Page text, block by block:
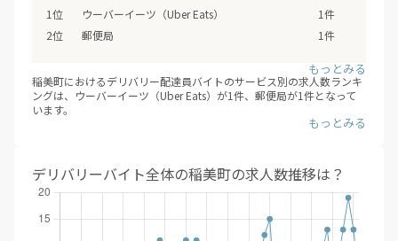
ウーバーイーツ（Uber Eats）
1件
郵便局
1件
稲美町におけるデリバリー配達員バイトのサービス別の求人数ランキ
ングは、ウーバーイーツ（Uber Eats）が1件、郵便局が1件となって
います。
デリバリー配達員バイトで最も効率的に、稼ぐためには、複数のフー
※デリバリーバイトNAVI調べ
2026年08月
デリバリーバイト全体の稲美町の求人数推移は？